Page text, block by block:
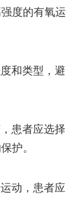
度的有氧运
和类型，避
患者应选择
护。
动，患者应